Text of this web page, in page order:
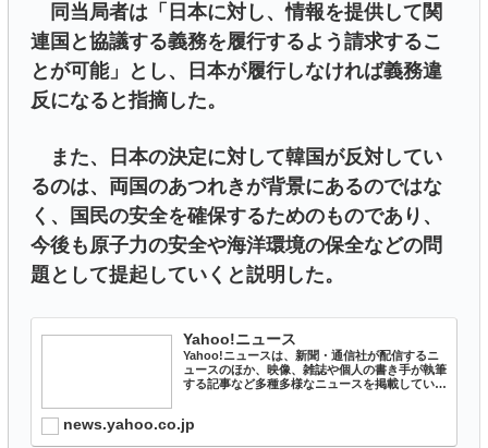
同当局者は「日本に対し、情報を提供して関
連国と協議する義務を履行するよう請求するこ
とが可能」とし、日本が履行しなければ義務違
反になると指摘した。
また、日本の決定に対して韓国が反対してい
るのは、両国のあつれきが背景にあるのではな
く、国民の安全を確保するためのものであり、
今後も原子力の安全や海洋環境の保全などの問
題として提起していくと説明した。
Yahoo!ニュース
Yahoo!ニュースは、新聞・通信社が配信するニ
ュースのほか、映像、雑誌や個人の書き手が執筆
する記事など多種多様なニュースを掲載していま
news.yahoo.co.jp